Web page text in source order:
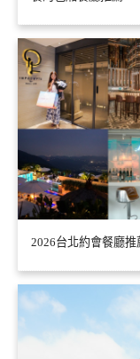
2026台北約會餐廳推